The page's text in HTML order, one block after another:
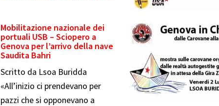
Mobilitazione nazionale dei
portuali USB – Sciopero a
Genova per l’arrivo della nave
Saudita Bahri
Scritto da Lsoa Buridda
«All’inizio ci prendevano per
pazzi che si opponevano a